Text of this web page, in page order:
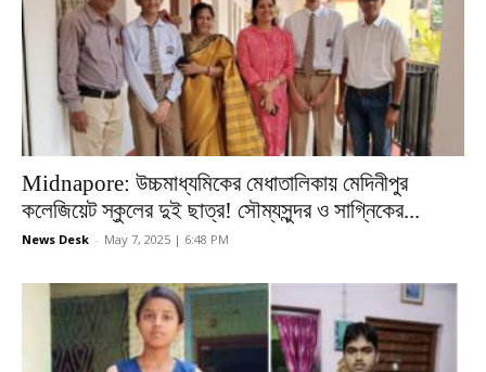
Midnapore: উচ্চমাধ্যমিকের মেধাতালিকায় মেদিনীপুর
কলেজিয়েট স্কুলের দুই ছাত্র! সৌম্যসুন্দর ও সাগ্নিকের...
News Desk - May 7, 2025 | 6:48 PM